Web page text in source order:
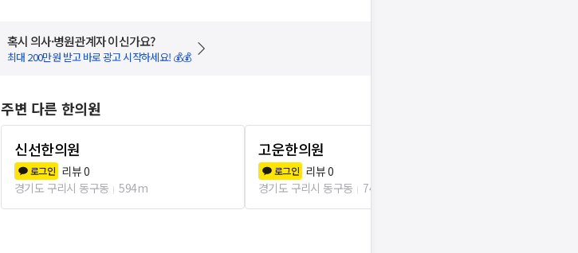
혹시 의사·병원관계자 이신가요?
최대 200만원 받고 바로 광고 시작하세요! 💰💰
주변 다른 한의원
신선한의원
로그인 리뷰0
경기도 구리시 동구동
594m
고운한의원
로그인 리뷰0
경기도 구리시 동구동
740m